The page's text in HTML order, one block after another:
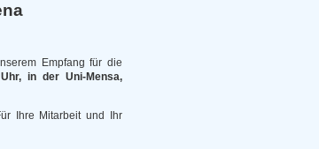
Empfang für die
in der Uni-Mensa,
Ihre Mitarbeit und Ihr